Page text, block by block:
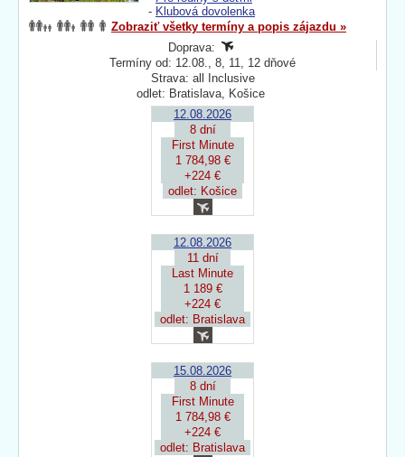
- Klubová dovolenka
Zobraziť všetky termíny a popis zájazdu »
Doprava:
Termíny od: 12.08., 8, 11, 12 dňové
Strava: all Inclusive
odlet: Bratislava, Košice
12.08.2026
8 dní
First Minute
1 784,98 €
+224 €
odlet: Košice
12.08.2026
11 dní
Last Minute
1 189 €
+224 €
odlet: Bratislava
15.08.2026
8 dní
First Minute
1 784,98 €
+224 €
odlet: Bratislava